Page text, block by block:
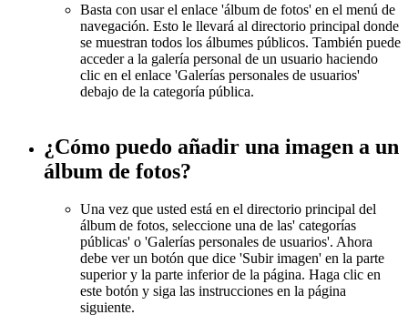
Basta con usar el enlace 'álbum de fotos' en el menú de
navegación. Esto le llevará al directorio principal donde
se muestran todos los álbumes públicos. También puede
acceder a la galería personal de un usuario haciendo
clic en el enlace 'Galerías personales de usuarios'
debajo de la categoría pública.
¿Cómo puedo añadir una imagen a un
álbum de fotos?
Una vez que usted está en el directorio principal del
álbum de fotos, seleccione una de las' categorías
públicas' o 'Galerías personales de usuarios'. Ahora
debe ver un botón que dice 'Subir imagen' en la parte
superior y la parte inferior de la página. Haga clic en
este botón y siga las instrucciones en la página
siguiente.